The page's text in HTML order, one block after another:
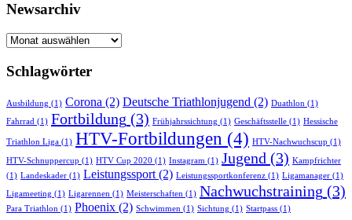
Newsarchiv
Newsarchiv
Schlagwörter
Ausbildung (1) Corona (2) Deutsche Triathlonjugend (2) Duathlon (1)
Fahrrad (1) Fortbildung (3) Frühjahrssichtung (1) Geschäftsstelle (1) Hessische
Triathlon Liga (1) HTV-Fortbildungen (4) HTV-Nachwuchscup (1)
HTV-Schnuppercup (1) HTV Cup 2020 (1) Instagram (1) Jugend (3) Kampfrichter
(1) Landeskader (1) Leistungssport (2) Leistungssportkonferenz (1) Ligamanager (1)
Ligameeting (1) Ligarennen (1) Meisterschaften (1) Nachwuchstraining (3)
Para Triathlon (1) Phoenix (2) Schwimmen (1) Sichtung (1) Startpass (1)